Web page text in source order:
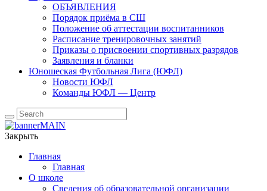
ОБЪЯВЛЕНИЯ
Порядок приёма в СШ
Положение об аттестации воспитанников
Расписание тренировочных занятий
Приказы о присвоении спортивных разрядов
Заявления и бланки
Юношеская Футбольная Лига (ЮФЛ)
Новости ЮФЛ
Команды ЮФЛ — Центр
Закрыть
Главная
Главная
О школе
Сведения об образовательной организации